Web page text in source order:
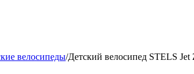
велосипеды/Детский велосипед STELS